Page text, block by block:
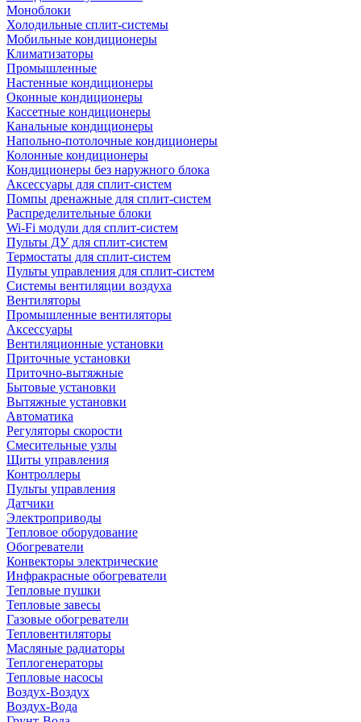
Моноблоки
Холодильные сплит-системы
Мобильные кондиционеры
Климатизаторы
Промышленные
Настенные кондиционеры
Оконные кондиционеры
Кассетные кондиционеры
Канальные кондиционеры
Напольно-потолочные кондиционеры
Колонные кондиционеры
Кондиционеры без наружного блока
Аксессуары для сплит-систем
Помпы дренажные для сплит-систем
Распределительные блоки
Wi-Fi модули для сплит-систем
Пульты ДУ для сплит-систем
Термостаты для сплит-систем
Пульты управления для сплит-систем
Системы вентиляции воздуха
Вентиляторы
Промышленные вентиляторы
Аксессуары
Вентиляционные установки
Приточные установки
Приточно-вытяжные
Бытовые установки
Вытяжные установки
Автоматика
Регуляторы скорости
Смесительные узлы
Щиты управления
Контроллеры
Пульты управления
Датчики
Электроприводы
Тепловое оборудование
Обогреватели
Конвекторы электрические
Инфракрасные обогреватели
Тепловые пушки
Тепловые завесы
Газовые обогреватели
Тепловентиляторы
Масляные радиаторы
Теплогенераторы
Тепловые насосы
Воздух-Воздух
Воздух-Вода